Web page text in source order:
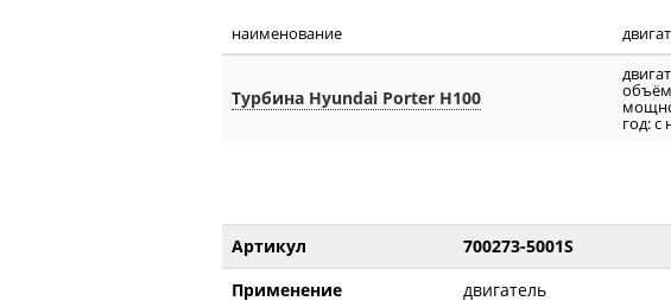
наименование
Турбина Hyundai Porter H100
год: с
Артикул
700273-5001S
Применение
двигатель